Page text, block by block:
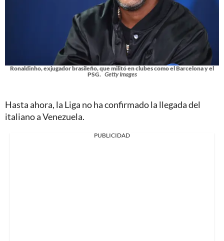
Ronaldinho, exjugador brasileño, que militó en clubes como el Barcelona y el
PSG. Getty Images
Hasta ahora, la Liga no ha confirmado la llegada del
italiano a Venezuela.
PUBLICIDAD